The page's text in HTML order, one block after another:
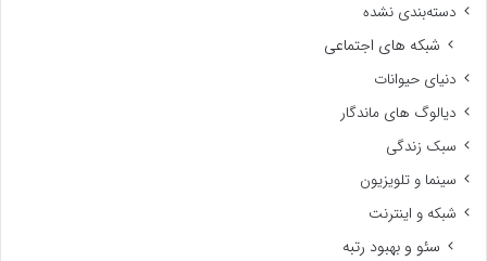
دسته‌بندی نشده
شبکه های اجتماعی
دنیای حیوانات
دیالوگ های ماندگار
سبک زندگی
سینما و تلویزیون
شبکه و اینترنت
سئو و بهبود رتبه